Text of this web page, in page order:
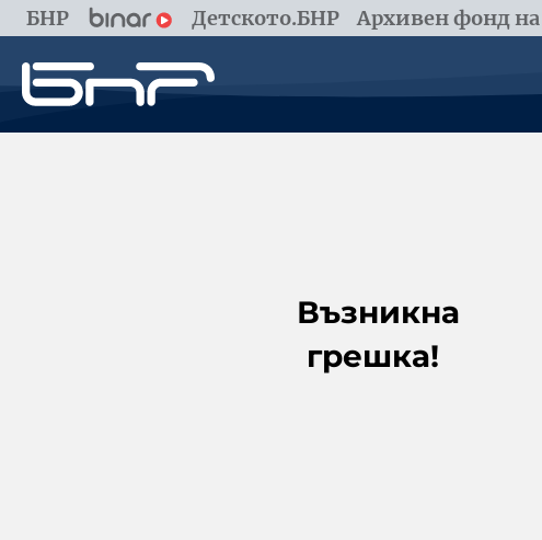
БНР Детското.БНР Архивен фонд
Възникна
грешка!